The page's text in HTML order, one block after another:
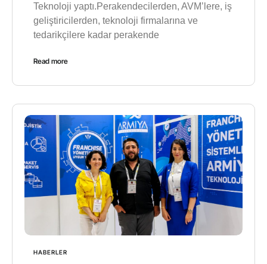
Teknoloji yaptı.Perakendecilerden, AVM’lere, iş
geliştiricilerden, teknoloji firmalarına ve
tedarikçilere kadar perakende
Read more
HABERLER